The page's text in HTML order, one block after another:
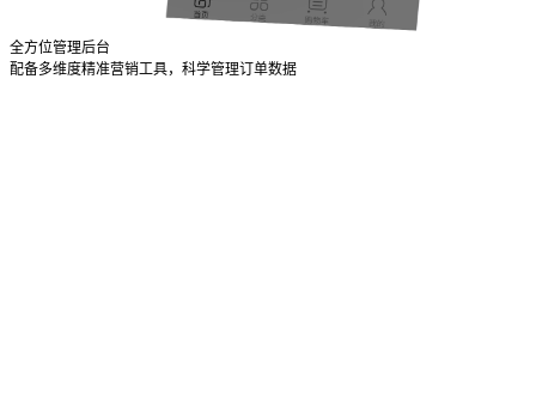
全方位管理后台
配备多维度精准营销工具，科学管理订单数据